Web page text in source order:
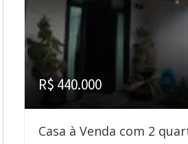
R$ 440.000
Casa à Venda com 2